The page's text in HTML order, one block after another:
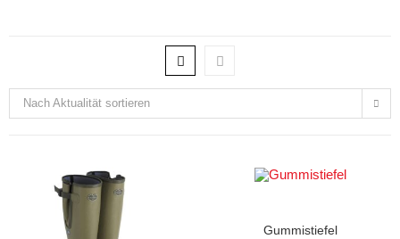
Nach Aktualität sortieren
Gummistiefel